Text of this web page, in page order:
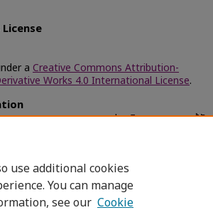
a Creative Commons Attribution-
Works 4.0 International License.
และตรวจสอบคุณภาพแบบประเมินสมรรถนะของผู้จัด
use additional cookies
You can manage
see our Cookie